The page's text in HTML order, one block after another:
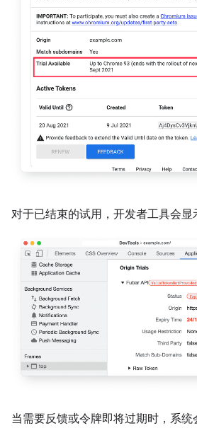
对于已结束的试用，开发者工具会显
当需要反馈或令牌即将过期时，系